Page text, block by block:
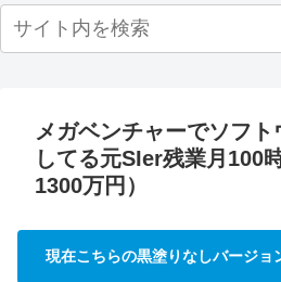
メガベンチャーでソフ
してる元SIer残業月100
1300万円）
現在こちらの黒塗りなしバージョ